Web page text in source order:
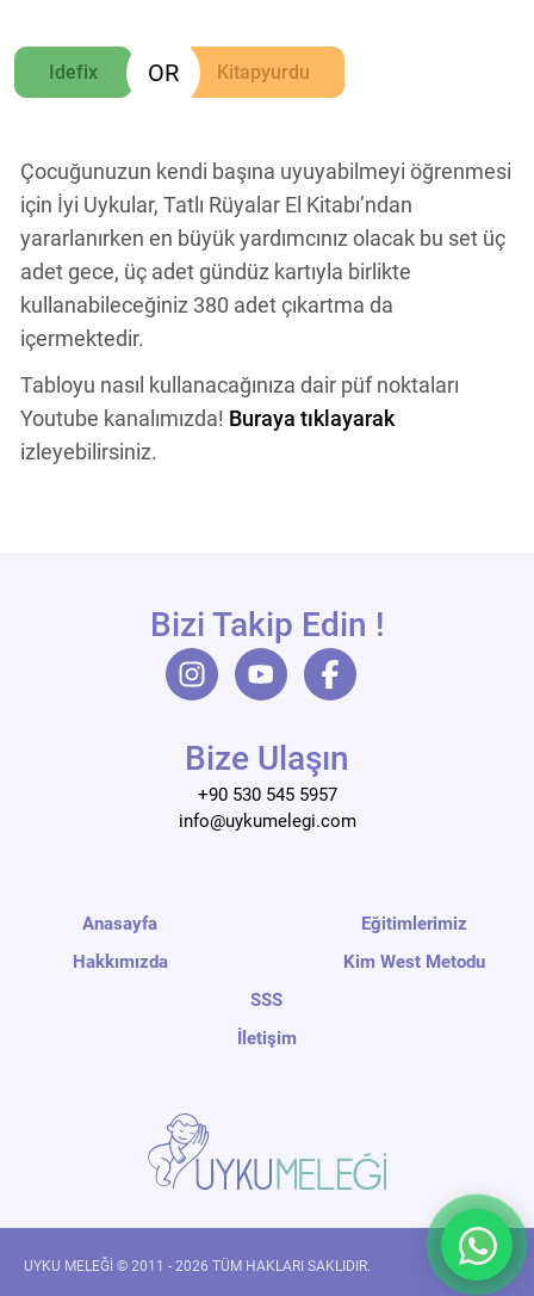
Idefix OR Kitapyurdu
Çocuğunuzun kendi başına uyuyabilmeyi öğrenmesi
için İyi Uykular, Tatlı Rüyalar El Kitabı’ndan
yararlanırken en büyük yardımcınız olacak bu set üç
adet gece, üç adet gündüz kartıyla birlikte
kullanabileceğiniz 380 adet çıkartma da
içermektedir.
Tabloyu nasıl kullanacağınıza dair püf noktaları
Youtube kanalımızda! Buraya tıklayarak
izleyebilirsiniz.
Bizi Takip Edin !
Bize Ulaşın
+90 530 545 5957
info@uykumelegi.com
Anasayfa
Hakkımızda
Eğitimlerimiz
Kim West Metodu
SSS
İletişim
UYKU MELEĞİ © 2011 - 2026 TÜM HAKLARI SAKLIDIR.